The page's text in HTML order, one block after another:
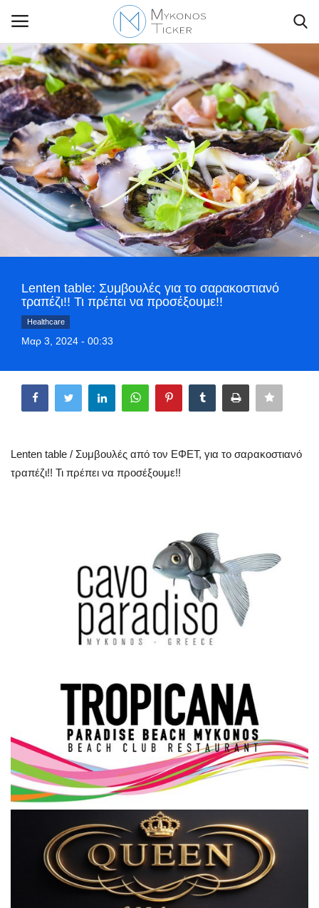
Contact Us
Politique
Business
World
Style Adorés
Greece
Entertainment
Arts & Culture
Mykonos Ticker TV
Σεβασμιώτατος Δωρόθεος Β’
Cost Of Living Crisis
Opinion + Analysis
L’Art des Sens
All News
Lenten table: Συμβουλές για το σαρακοστιανό
τραπέζι!! Τι πρέπει να προσέξουμε!!
Healthcare
Μαρ 3, 2024 - 00:33
Lenten table / Συμβουλές από τον ΕΦΕΤ, για το σαρακοστιανό
τραπέζι!! Τι πρέπει να προσέξουμε!!